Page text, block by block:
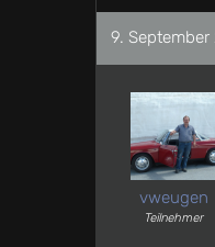
9.
vweugen
Teilnehmer